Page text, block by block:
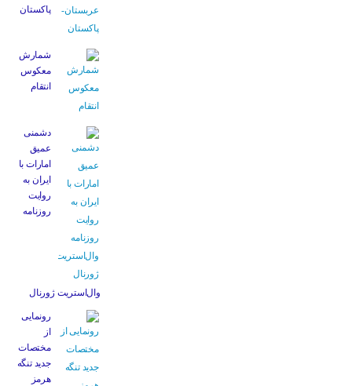
پاکستان
شمارش
معکوس
انتقام
دشمنی
عمیق
امارات با
ایران به
روایت
روزنامه
وال‌استریت ژورنال
رونمایی
از
مختصات
جدید تنگه
هرمز